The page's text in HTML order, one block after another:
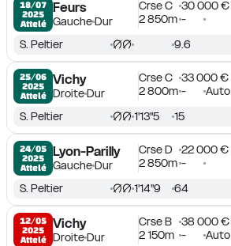
18/07
2025
Attelé
Feurs
GaucheDur
Crse C
30 000 €
2 850m -
S. Peltier 9.6
25/06
2025
Attelé
Vichy
DroiteDur
Crse C
33 000 €
2 800m - Auto
S. Peltier 1'13''5 15
24/05
2025
Attelé
Lyon-Parilly
GaucheDur
Crse D
22 000 €
2 850m -
S. Peltier 1'14''9 64
12/05
2025
Attelé
Vichy
DroiteDur
Crse B
38 000 €
2 150m - Auto